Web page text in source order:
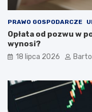
PRAWO GOSPODARCZE
Opłata od pozwu w
wynosi?
18 lipca 2026